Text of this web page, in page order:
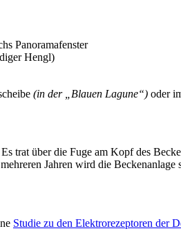
Panoramafenster
Hengl)
(in der „Blauen Lagune“) oder
trat über die Fuge am Kopf des
Jahren wird die Beckenanlage
Studie zu den Elektrorezeptoren der